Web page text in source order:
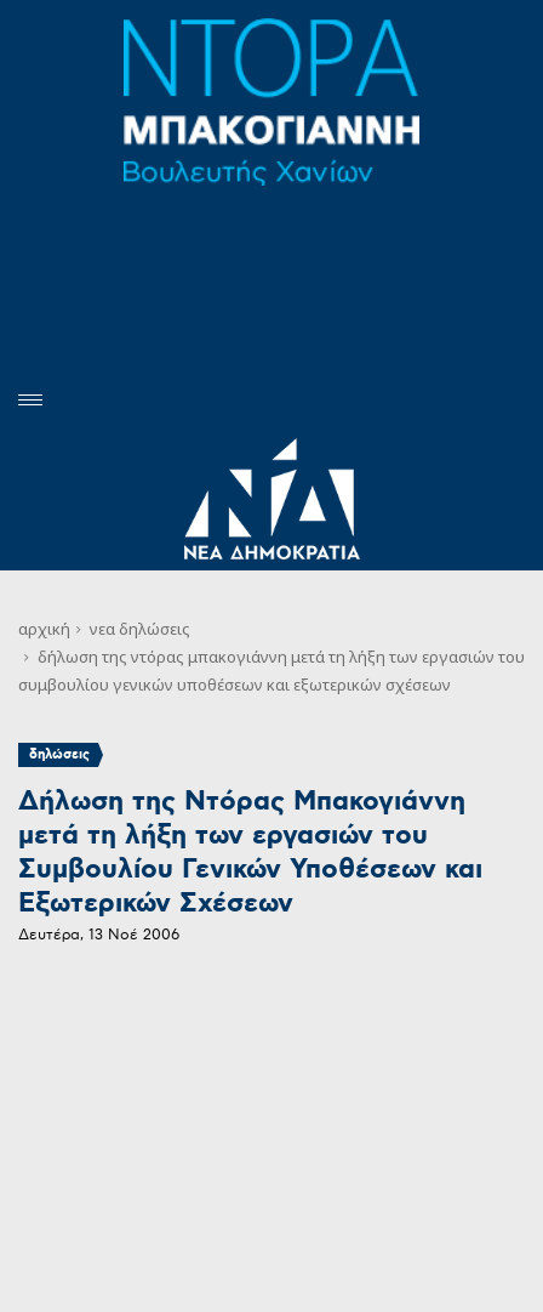
αρχική νεα δηλώσεις
δήλωση της ντόρας μπακογιάννη μετά τη λήξη των εργασιών του
συμβουλίου γενικών υποθέσεων και εξωτερικών σχέσεων
δηλώσεις
Δήλωση της Ντόρας Μπακογιάννη
μετά τη λήξη των εργασιών του
Συμβουλίου Γενικών Υποθέσεων και
Εξωτερικών Σχέσεων
Δευτέρα, 13 Νοέ 2006